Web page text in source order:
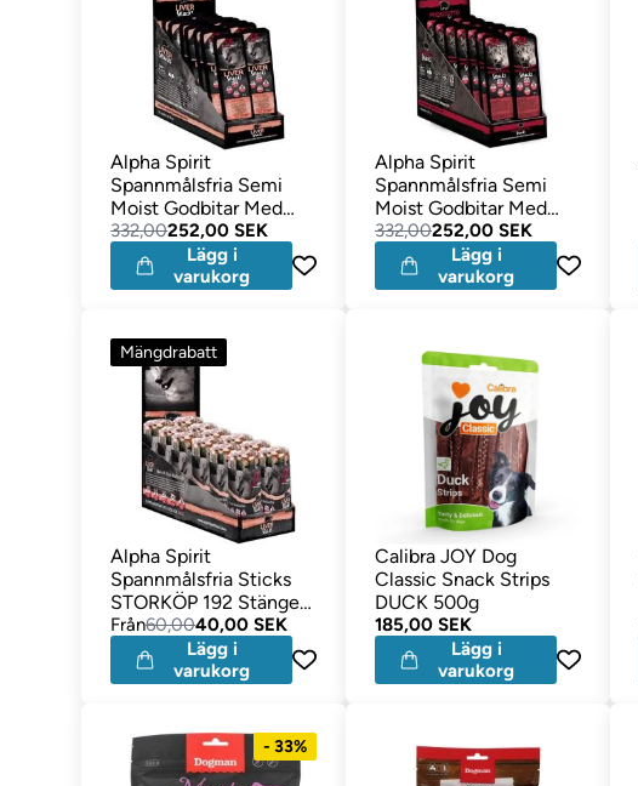
Alpha Spirit
Spannmålsfria Semi
Moist Godbitar Med
LEVER Megapack 16
Förpackningar
332,00252,00 SEK
Lägg i
varukorg
Alpha Spirit
Spannmålsfria Semi
Moist Godbitar Med
Prosciutto SKINKA
Megapack 16
Förpackningar
332,00252,00 SEK
Lägg i
varukorg
Mängdrabatt
Alpha Spirit
Spannmålsfria Sticks
STORKÖP 192 Stänger
Med LEVER
Från60,0040,00 SEK
Lägg i
varukorg
Calibra JOY Dog
Classic Snack Strips
DUCK 500g
185,00 SEK
Lägg i
varukorg
- 33%